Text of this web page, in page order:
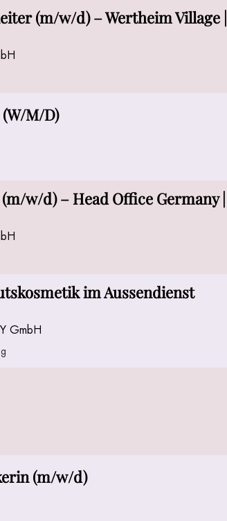
(m/w/d) – Wertheim Village |
(W/M/D)
w/d) – Head Office Germany |
im Aussendienst
GmbH
(m/w/d)